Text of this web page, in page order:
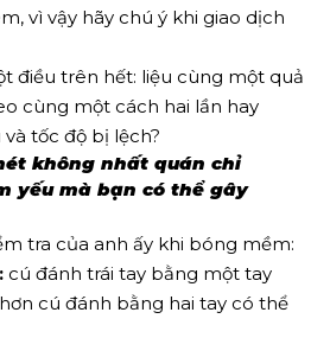
vì vậy hãy chú ý khi giao dịch
điều trên hết: liệu cùng một quả
cùng một cách hai lần hay
tốc độ bị lệch?
không nhất quán chỉ
yếu mà bạn có thể gây
tra của anh ấy khi bóng mềm:
cú đánh trái tay bằng một tay
cú đánh bằng hai tay có thể